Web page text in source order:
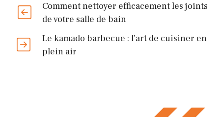
Comment nettoyer efficacement les joints
de votre salle de bain
Le kamado barbecue : l’art de cuisiner en
plein air